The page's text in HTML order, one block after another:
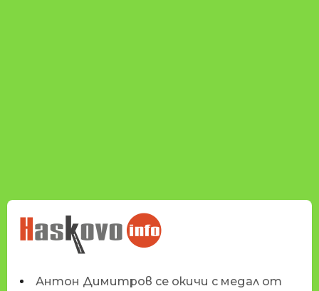
НОВИНИТЕ НА
HASKOVO.INFO
Антон Димитров се окичи с медал от